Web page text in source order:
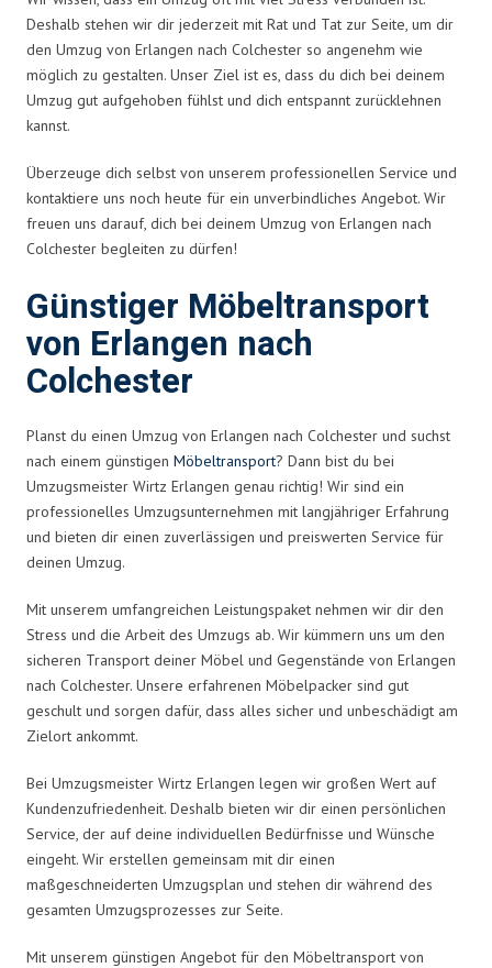
Deshalb stehen wir dir jederzeit mit Rat und Tat zur Seite, um dir
den Umzug von Erlangen nach Colchester so angenehm wie
möglich zu gestalten. Unser Ziel ist es, dass du dich bei deinem
Umzug gut aufgehoben fühlst und dich entspannt zurücklehnen
kannst.
Überzeuge dich selbst von unserem professionellen Service und
kontaktiere uns noch heute für ein unverbindliches Angebot. Wir
freuen uns darauf, dich bei deinem Umzug von Erlangen nach
Colchester begleiten zu dürfen!
Günstiger Möbeltransport
von Erlangen nach
Colchester
Planst du einen Umzug von Erlangen nach Colchester und suchst
nach einem günstigen Möbeltransport? Dann bist du bei
Umzugsmeister Wirtz Erlangen genau richtig! Wir sind ein
professionelles Umzugsunternehmen mit langjähriger Erfahrung
und bieten dir einen zuverlässigen und preiswerten Service für
deinen Umzug.
Mit unserem umfangreichen Leistungspaket nehmen wir dir den
Stress und die Arbeit des Umzugs ab. Wir kümmern uns um den
sicheren Transport deiner Möbel und Gegenstände von Erlangen
nach Colchester. Unsere erfahrenen Möbelpacker sind gut
geschult und sorgen dafür, dass alles sicher und unbeschädigt am
Zielort ankommt.
Bei Umzugsmeister Wirtz Erlangen legen wir großen Wert auf
Kundenzufriedenheit. Deshalb bieten wir dir einen persönlichen
Service, der auf deine individuellen Bedürfnisse und Wünsche
eingeht. Wir erstellen gemeinsam mit dir einen
maßgeschneiderten Umzugsplan und stehen dir während des
gesamten Umzugsprozesses zur Seite.
Mit unserem günstigen Angebot für den Möbeltransport von